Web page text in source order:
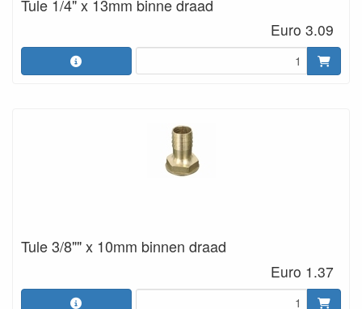
Tule 1/4" x 13mm binne draad
Euro 3.09
Tule 3/8"" x 10mm binnen draad
Euro 1.37